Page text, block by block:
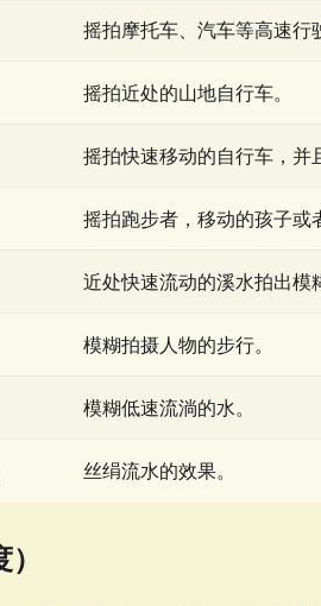
摇拍摩托车、汽车等高速行
摇拍近处的山地自行车。
摇拍快速移动的自行车，并
摇拍跑步者，移动的孩子或
近处快速流动的溪水拍出模
模糊拍摄人物的步行。
模糊低速流淌的水。
丝绢流水的效果。